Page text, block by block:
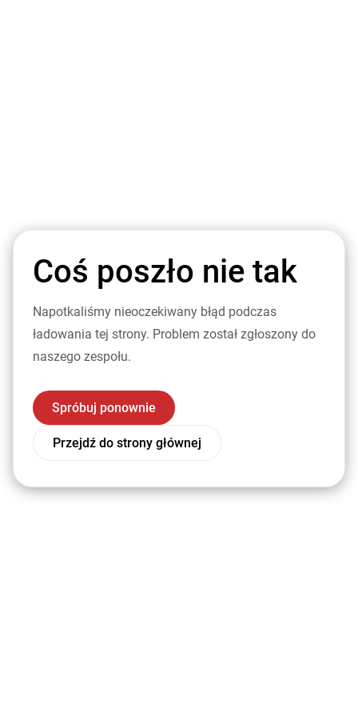
Coś poszło nie tak
Napotkaliśmy nieoczekiwany błąd podczas
ładowania tej strony. Problem został zgłoszony do
naszego zespołu.
Spróbuj ponownie
Przejdź do strony głównej